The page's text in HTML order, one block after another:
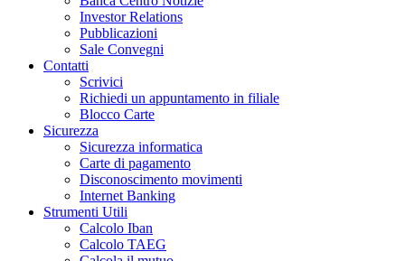
Investor Relations
Pubblicazioni
Sale Convegni
Contatti
Scrivici
Richiedi un appuntamento in filiale
Blocco Carte
Sicurezza
Sicurezza informatica
Carte di pagamento
Disconoscimento movimenti
Internet Banking
Strumenti Utili
Calcolo Iban
Calcolo TAEG